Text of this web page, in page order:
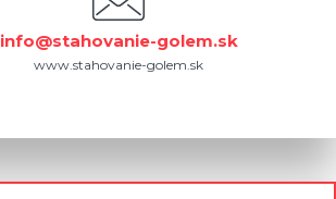
info@stahovanie-golem.sk
www.stahovanie-golem.sk